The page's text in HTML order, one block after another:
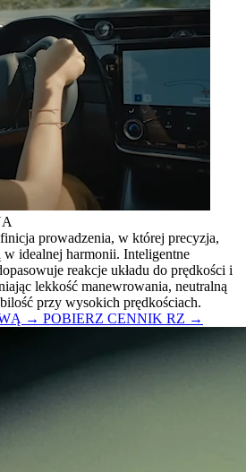
prowadzenia, w której precyzja,
idealnej harmonii. Inteligentne
reakcje układu do prędkości i
lekkość manewrowania, neutralną
przy wysokich prędkościach.
→ POBIERZ CENNIK RZ →